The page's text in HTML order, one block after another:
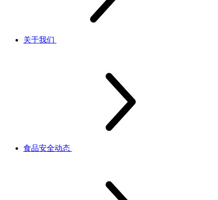
关于我们
食品安全动态